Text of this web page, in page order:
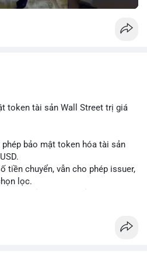
token tài sản Wall Street trị giá
bảo mật token hóa tài sản
tiền chuyển, vẫn cho phép issuer,
lọc.